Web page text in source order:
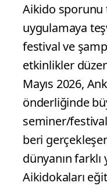
Aikido sporunu
uygulamaya
festival ve
etkinlikler
Mayıs 2026,
önderliğinde
seminer/
beri
dünyanın
Aikidokaları